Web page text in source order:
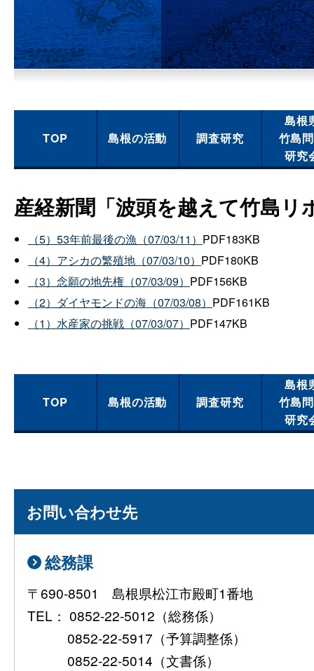
TOP 島根の活動 調査研究
島根
竹島
研究
産経新聞「波頭を越えて竹島リ
（5）53年前最後の漁（07/03/11） PDF183KB
（4）アシカの繁殖地（07/03/10） PDF180KB
（3）念願の地先権（07/03/09） PDF156KB
（2）ダイヤモンドの海（07/03/08） PDF161KB
（1）水産家の挑戦（07/03/07） PDF147KB
TOP 島根の活動 調査研究
島根
竹島
研究
お問い合わせ先
総務課
〒690-8501 島根県松江市殿町1番地
TEL： 0852-22-5012（総務係）
0852-22-5917（予算調整係）
0852-22-5014（文書係）